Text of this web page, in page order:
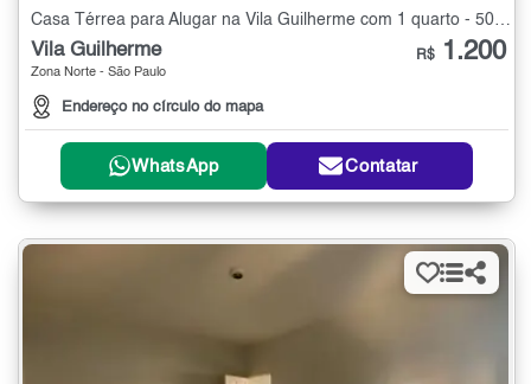
Casa Térrea para Alugar na Vila Guilherme com 1 quarto - 50 m²
Vila Guilherme
Zona Norte - São Paulo
Endereço no círculo do mapa
R$ 1.200
WhatsApp Contatar